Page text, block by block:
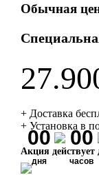
Обычная
+ Доставка
+ Установка в
Акция действует
00 00
дня часов